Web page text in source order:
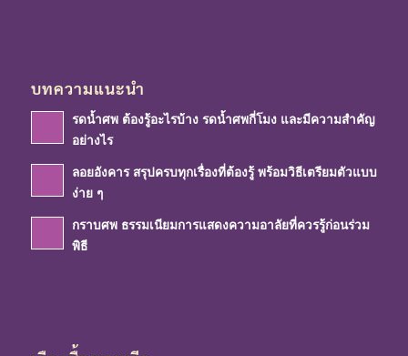
บทความแนะนำ
รดน้ำศพ ต้องรู้อะไรบ้าง รดน้ำศพกี่โมง และมีความสำคัญ
อย่างไร
ลอยอังคาร สรุปครบทุกเรื่องที่ต้องรู้ พร้อมวิธีเตรียมตัวแบบ
ง่าย ๆ
กราบศพ ธรรมเนียมการแสดงความอาลัยที่ควรรู้ก่อนร่วม
พิธี